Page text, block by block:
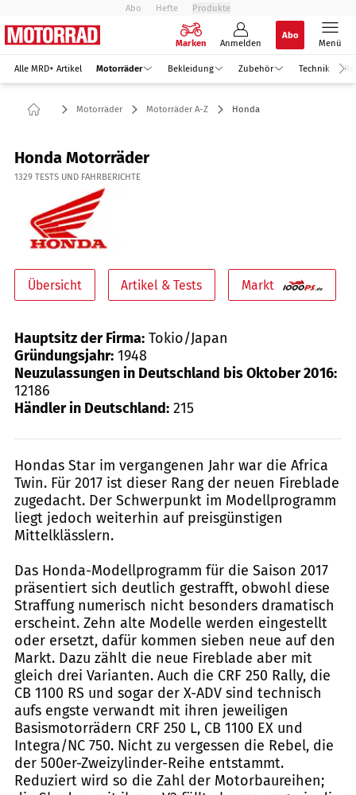
Abo Hefte Produkte
Marken Anmelden
Abo
Menü
Alle MRD+ Artikel Motorräder Bekleidung Zubehör Technik
Motorräder Motorräder A-Z Honda
Honda Motorräder
1329 TESTS UND FAHRBERICHTE
Übersicht Artikel & Tests Markt
Hauptsitz der Firma: Tokio/Japan
Gründungsjahr: 1948
Neuzulassungen in Deutschland bis Oktober 2016:
12186
Händler in Deutschland: 215
Hondas Star im vergangenen Jahr war die Africa
Twin. Für 2017 ist dieser Rang der neuen Fireblade
zugedacht. Der Schwerpunkt im Modellprogramm
liegt jedoch weiterhin auf preisgünstigen
Mittelklässlern.
Das Honda-Modellprogramm für die Saison 2017
präsentiert sich deutlich gestrafft, obwohl diese
Straffung numerisch nicht besonders dramatisch
erscheint. Zehn alte Modelle werden eingestellt
oder ersetzt, dafür kommen sieben neue auf den
Markt. Dazu zählt die neue Fireblade aber mit
gleich drei Varianten. Auch die CRF 250 Rally, die
CB 1100 RS und sogar der X-ADV sind technisch
aufs engste verwandt mit ihren jeweiligen
Basismotorrädern CRF 250 L, CB 1100 EX und
Integra/NC 750. Nicht zu vergessen die Rebel, die
der 500er-Zweizylinder-Reihe entstammt.
Reduziert wird so die Zahl der Motorbaureihen;